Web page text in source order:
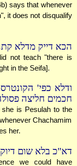
says that whenever
it does not disqualify
הכא דייק מדלא
not teach "there is
in the Seifa].
ודלא כפי'
חכמים חליצה
is Pesulah to the
Chachamim
her.
דא"כ בלא שום דיוק
we could have